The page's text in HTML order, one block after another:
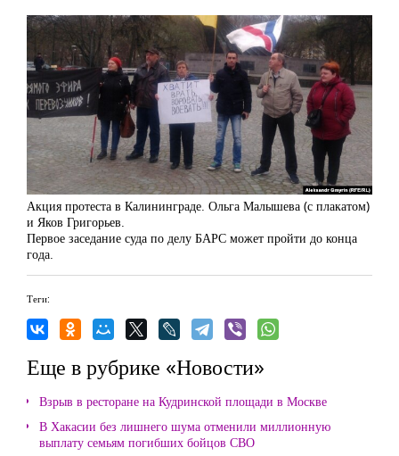
Акция протеста в Калининграде. Ольга Малышева (с плакатом)
и Яков Григорьев.
Первое заседание суда по делу БАРС может пройти до конца
года.
Теги:
Еще в рубрике «Новости»
Взрыв в ресторане на Кудринской площади в Москве
В Хакасии без лишнего шума отменили миллионную
выплату семьям погибших бойцов СВО